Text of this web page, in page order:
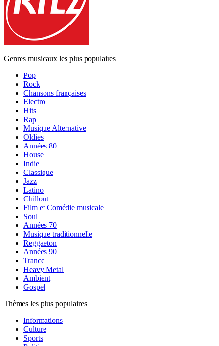
Genres musicaux les plus populaires
Pop
Rock
Chansons françaises
Electro
Hits
Rap
Musique Alternative
Oldies
Années 80
House
Indie
Classique
Jazz
Latino
Chillout
Film et Comédie musicale
Soul
Années 70
Musique traditionnelle
Reggaeton
Années 90
Trance
Heavy Metal
Ambient
Gospel
Thèmes les plus populaires
Informations
Culture
Sports